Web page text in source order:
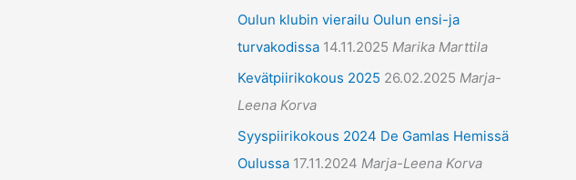
Oulun klubin vierailu Oulun ensi-ja
turvakodissa 14.11.2025 Marika Marttila
Kevätpiirikokous 2025 26.02.2025 Marja-
Leena Korva
Syyspiirikokous 2024 De Gamlas Hemissä
Oulussa 17.11.2024 Marja-Leena Korva